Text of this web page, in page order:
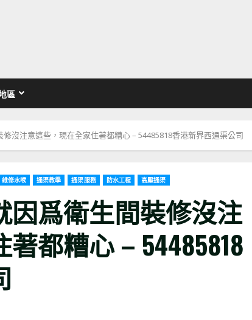
區
沒注意這些，現在全家住著都糟心 – 54485818香港新界西通渠公司
維修水喉 通渠教學 通渠服務 防水工程 高壓通渠
爲衛生間裝修沒注
都糟心 – 54485818